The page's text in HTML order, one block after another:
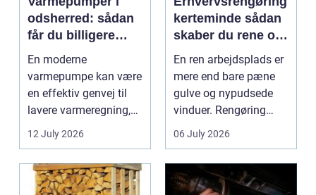
odsherred: sådan
får du billigere
varme og et bedre
En moderne
varmepumpe kan være
en effektiv genvej til
lavere varmeregning,
mindre CO2-udslip og
12 July 2026
kerteminde sådan
skaber du rene og
trygge rammer på
arbejdspladsen
En ren arbejdsplads er
mere end bare pæne
gulve og nypudsede
vinduer. Rengøring
påvirker medarbejder...
06 July 2026